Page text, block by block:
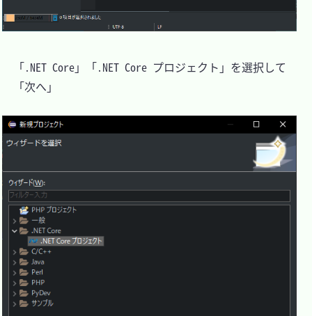
「.NET Core」「.NET Core プロジェクト」を選択して
「次へ」